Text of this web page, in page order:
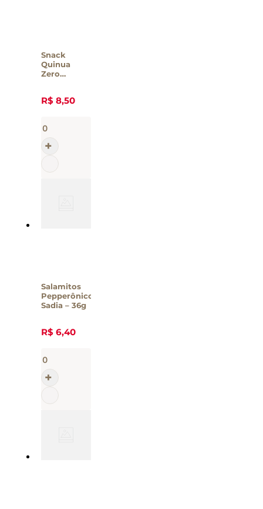
Snack
Quinua
Zero
Chocolate
R$ 8,50
Salamitos
Pepperônico
Sadia – 36g
R$ 6,40